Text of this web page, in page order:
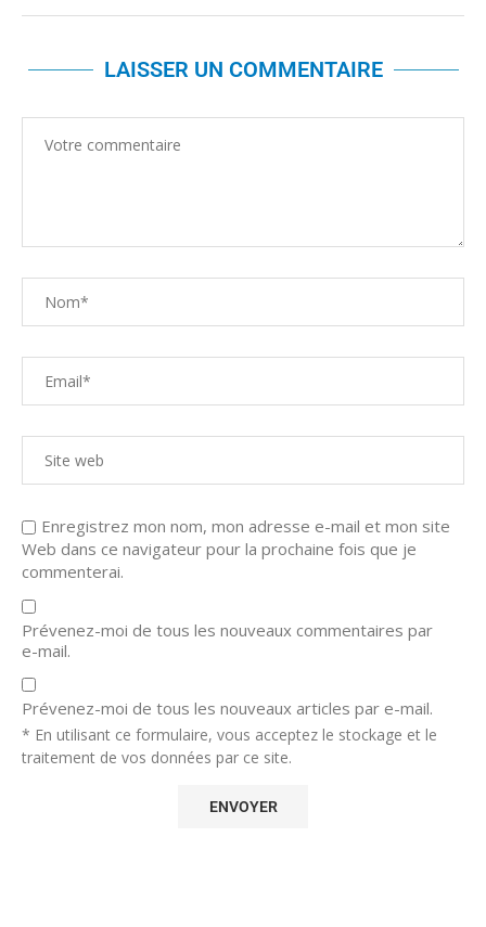
LAISSER UN COMMENTAIRE
Enregistrez mon nom, mon adresse e-mail et mon site
Web dans ce navigateur pour la prochaine fois que je
commenterai.
Prévenez-moi de tous les nouveaux commentaires par
e-mail.
Prévenez-moi de tous les nouveaux articles par e-mail.
* En utilisant ce formulaire, vous acceptez le stockage et le
traitement de vos données par ce site.